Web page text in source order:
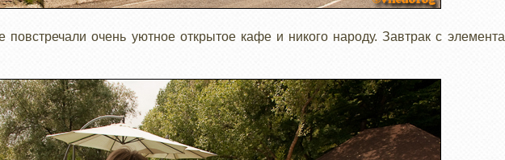
повстречали очень уютное открытое кафе и никого народу. Завтрак с